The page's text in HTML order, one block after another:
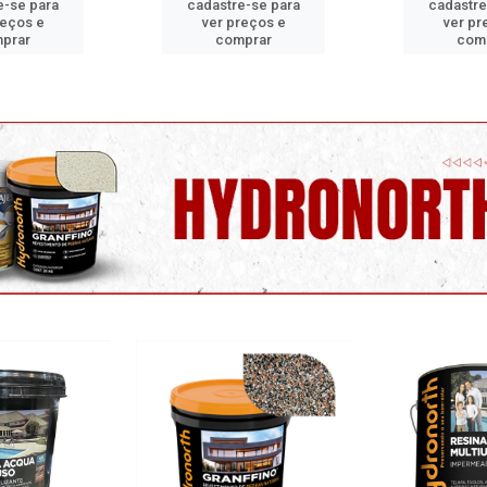
se para
e
cadastre-se para
ver preços e
comprar
ver